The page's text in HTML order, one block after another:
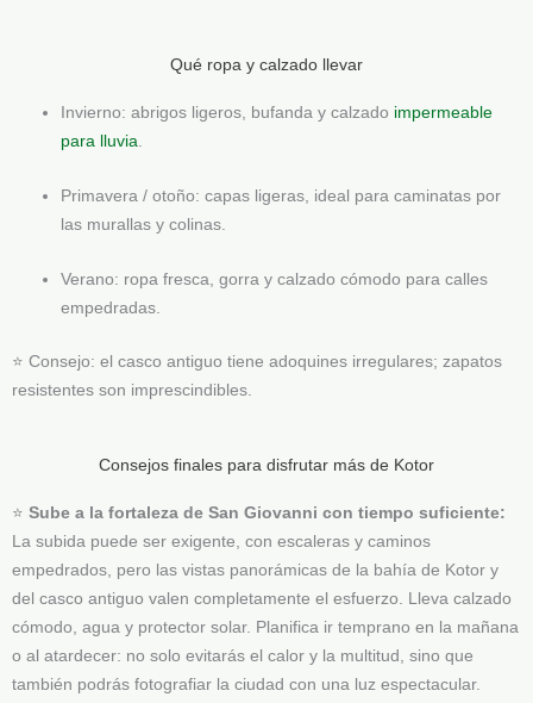
Qué ropa y calzado llevar
Invierno: abrigos ligeros, bufanda y calzado impermeable
para lluvia
Primavera / otoño: capas ligeras, ideal para caminatas por
las murallas y colinas.
Verano: ropa fresca, gorra y calzado cómodo para calles
empedradas.
⭐ Consejo: el casco antiguo tiene adoquines irregulares; zapatos
resistentes son imprescindibles.
Consejos finales para disfrutar más de Kotor
⭐ Sube a la fortaleza de San Giovanni con tiempo suficiente:
La subida puede ser exigente, con escaleras y caminos
empedrados, pero las vistas panorámicas de la bahía de Kotor y
del casco antiguo valen completamente el esfuerzo. Lleva calzado
cómodo, agua y protector solar. Planifica ir temprano en la mañana
o al atardecer: no solo evitarás el calor y la multitud, sino que
también podrás fotografiar la ciudad con una luz espectacular.